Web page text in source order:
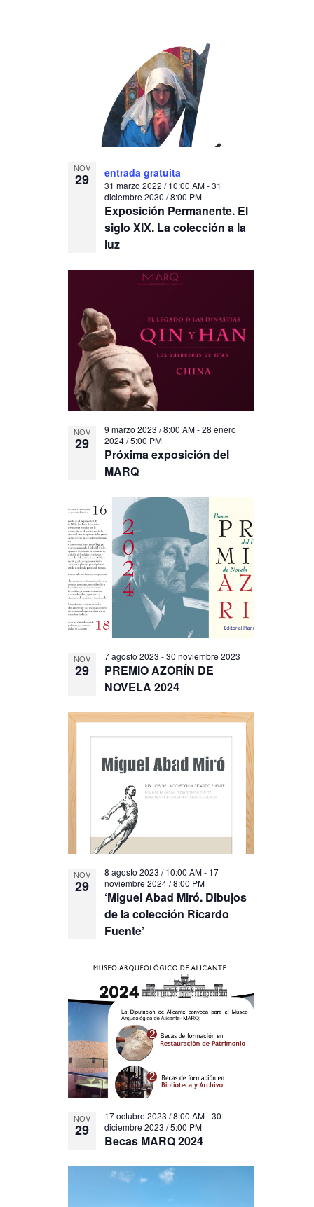
NOV
29
Exposición Permanente. El
siglo XIX. La colección a la
luz
31 marzo 2022 / 10:00 AM-31
diciembre 2030 / 8:00 PM
entrada gratuita
NOV
29
Próxima exposición del
MARQ
9 marzo 2023 / 8:00 AM-28 enero
2024 / 5:00 PM
NOV
29
PREMIO AZORÍN DE
NOVELA 2024
7 agosto 2023 -30 noviembre 2023
NOV
29
‘Miguel Abad Miró. Dibujos
de la colección Ricardo
Fuente’
8 agosto 2023 / 10:00 AM- 17
noviembre 2024 / 8:00 PM
NOV
29
Becas MARQ 2024
17 octubre 2023 / 8:00 AM-30
diciembre 2023 / 5:00 PM